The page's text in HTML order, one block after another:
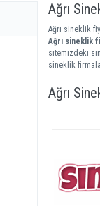
Ağrı
Ağrı sineklik
Ağrı sineklik
sitemizdeki
sineklik
Ağrı